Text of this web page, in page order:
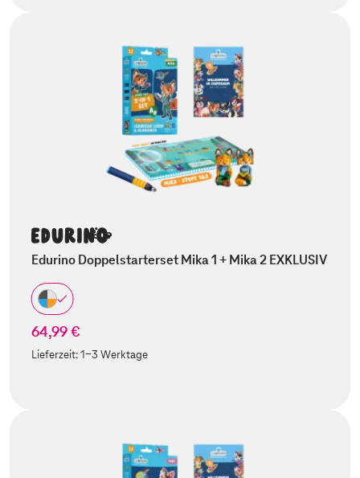
Edurino Doppelstarterset Mika 1 + Mika 2 EXKLUSIV
64,99 €
Lieferzeit:1-3 Werktage